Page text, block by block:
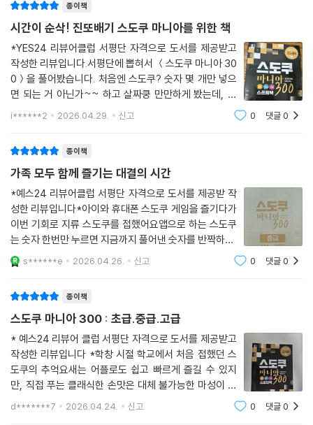
종이책
시간이 순삭! 진또배기 스도쿠 마니아를 위한 책
*YES24 리뷰어클럽 서평단 자격으로 도서를 제공받고
작성한 리뷰입니다.서평단에 뽑혀서 ＜스도쿠 마니아 30
0＞을 풀어봤습니다. 처음엔 스도쿠? 숫자 몇 개만 넣으
면 되는 거 아닌가~~ 하고 살짜쿵 만만하게 봤는데, 그
생각은 첫 몇 문제만에 아주 예쁘게 무너졌습니다 ㅋㅋㅋ
i******2 2026.04.29. 신고 0 댓글0
종이책
가족 모두 함께 즐기는 대결의 시간
*예스24 리뷰어클럽 서평단 자격으로 도서를 제공받 작
성한 리뷰입니다*아이와 휴대폰 스도쿠 게임을 즐기다가
이번 기회로 지류 스도쿠를 접했어요앱으로 하는 스도쿠
는 숫자 한번만 누르면 지금까지 풀어낸 숫자를 반짝하니,
일부러 찾지 않아도 되어 편하지만... 자꾸 특정 기능에 기
대게 되어 내 실력으로 온전히 풀어내는 느낌이 아니었어
s******e 2026.04.26. 신고 0 댓글0
종이책
스도쿠 마니아 300 : 초급.중급.고급
* 예스24 리뷰어 클럽 서평단 자격으로 도서를 제공받고
작성한 리뷰입니다 *학창 시절 학교에서 처음 접했던 스
도쿠의 추억요새는 어플로도 쉽고 빠르게 즐길 수 있지
만, 직접 푸는 클래식한 손맛은 대체 불가능한 마성이 있
는 것 같아요.이 책의 가장 큰 장점은 센스 있는 분철 방식
d*******7 2026.04.24. 신고 0 댓글0